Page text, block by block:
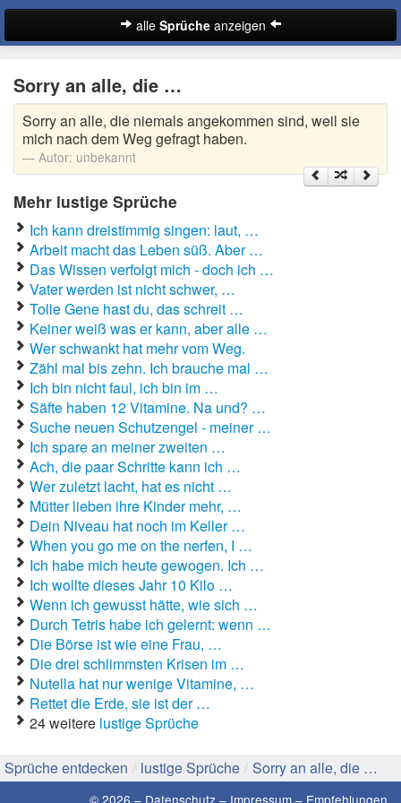
alle Sprücheanzeigen
Abschiedssprüche
Anmachsprüche
Beileidssprüche
Coole Sprüche
Dumme Sprüche
Englische Sprüche
Facebook Sprüche
Fußballsprüche
Gute Nacht Sprüche
Gute Sprüche
Guten Morgen Sprüche
Hochzeitssprüche
Konfirmationssprüche
Lateinische Sprüche
Liebeskummer Sprüche
Lustige Sprüche
Mama-Sprüche
Motivationssprüche
Schöne Sprüche
Sorry an alle, die …
Sorry an alle, die niemals angekommen sind, weil sie
mich nach dem Weg gefragt haben.
Autor: unbekannt
Mehr lustige Sprüche
Ich kann dreistimmig singen: laut, …
Arbeit macht das Leben süß. Aber …
Das Wissen verfolgt mich - doch ich …
Vater werden ist nicht schwer, …
Tolle Gene hast du, das schreit …
Keiner weiß was er kann, aber alle …
Wer schwankt hat mehr vom Weg.
Zähl mal bis zehn. Ich brauche mal …
Ich bin nicht faul, ich bin im …
Säfte haben 12 Vitamine. Na und? …
Suche neuen Schutzengel - meiner …
Ich spare an meiner zweiten …
Ach, die paar Schritte kann ich …
Wer zuletzt lacht, hat es nicht …
Mütter lieben ihre Kinder mehr, …
Dein Niveau hat noch im Keller …
When you go me on the nerfen, I …
Ich habe mich heute gewogen. Ich …
Ich wollte dieses Jahr 10 Kilo …
Wenn ich gewusst hätte, wie sich …
Durch Tetris habe ich gelernt: wenn …
Die Börse ist wie eine Frau, …
Die drei schlimmsten Krisen im …
Nutella hat nur wenige Vitamine, …
Rettet die Erde, sie ist der …
24 weitere lustige Sprüche
Sprüche entdecken / lustige Sprüche / Sorry an alle, die …
© 2026 – Datenschutz – Impressum – Empfehlungen